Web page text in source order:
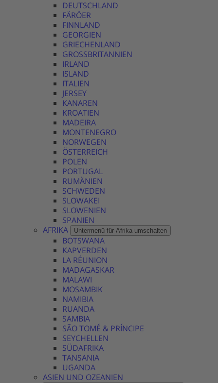
DEUTSCHLAND
FÄRÖER
FINNLAND
GEORGIEN
GRIECHENLAND
GROSSBRITANNIEN
IRLAND
ISLAND
ITALIEN
JERSEY
KANAREN
KROATIEN
MADEIRA
MONTENEGRO
NORWEGEN
ÖSTERREICH
POLEN
PORTUGAL
RUMÄNIEN
SCHWEDEN
SLOWAKEI
SLOWENIEN
SPANIEN
AFRIKA
Untermenü für Afrika umschalten
BOTSWANA
KAPVERDEN
LA RÉUNION
MADAGASKAR
MALAWI
MOSAMBIK
NAMIBIA
RUANDA
SAMBIA
SÃO TOMÉ & PRÍNCIPE
SEYCHELLEN
SÜDAFRIKA
TANSANIA
UGANDA
ASIEN UND OZEANIEN